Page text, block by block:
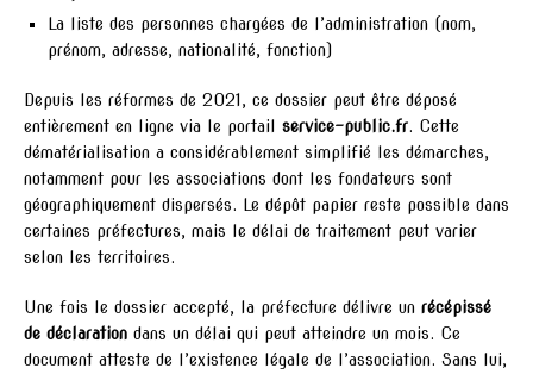
La liste des personnes chargées de l’administration (nom,
prénom, adresse, nationalité, fonction)
Depuis les réformes de 2021, ce dossier peut être déposé
entièrement en ligne via le portail service-public.fr. Cette
dématérialisation a considérablement simplifié les démarches,
notamment pour les associations dont les fondateurs sont
géographiquement dispersés. Le dépôt papier reste possible dans
certaines préfectures, mais le délai de traitement peut varier
selon les territoires.
Une fois le dossier accepté, la préfecture délivre un récépissé
de déclaration dans un délai qui peut atteindre un mois. Ce
document atteste de l’existence légale de l’association. Sans lui,